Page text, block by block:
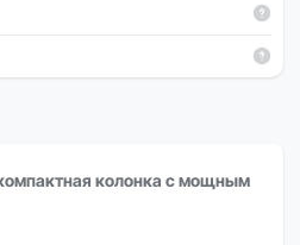
колонка с мощным